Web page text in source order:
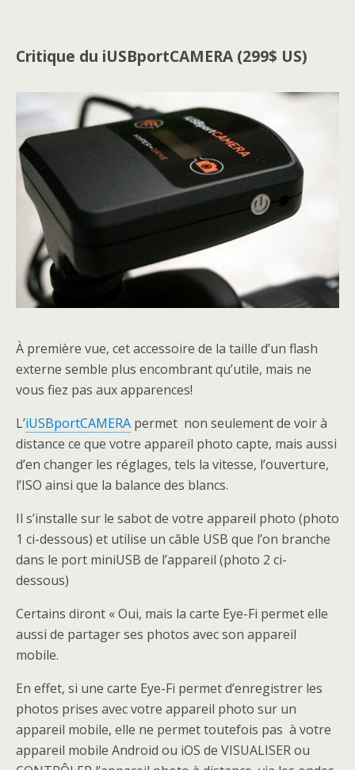
Critique du iUSBportCAMERA (299$ US)
À première vue, cet accessoire de la taille d’un flash
externe semble plus encombrant qu’utile, mais ne
vous fiez pas aux apparences!
L’iUSBportCAMERA permet non seulement de voir à
distance ce que votre appareil photo capte, mais aussi
d’en changer les réglages, tels la vitesse, l’ouverture,
l’ISO ainsi que la balance des blancs.
Il s’installe sur le sabot de votre appareil photo (photo
1 ci-dessous) et utilise un câble USB que l’on branche
dans le port miniUSB de l’appareil (photo 2 ci-
dessous)
Certains diront « Oui, mais la carte Eye-Fi permet elle
aussi de partager ses photos avec son appareil
mobile.
En effet, si une carte Eye-Fi permet d’enregistrer les
photos prises avec votre appareil photo sur un
appareil mobile, elle ne permet toutefois pas à votre
appareil mobile Android ou iOS de VISUALISER ou